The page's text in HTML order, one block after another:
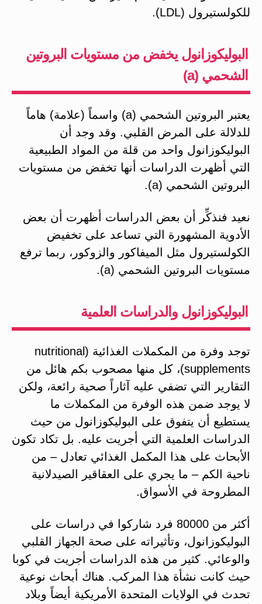
للكولستيرول (LDL).
البوليكوزانول يخفض من مستويات البروتين
الشحمي (a)
يعتبر البروتين الشحمي (a) واسماً (علامة) هاماً
للدلالة على المرض القلبي. وقد وجد أن
البوليكوزانول واحد من قلة من المواد الطبيعية
التي أظهرت الدراسات أنها تخفض من مستويات
البروتين الشحمي (a).
نعيد فنذكِّر أن بعض الدراسات أظهرت أن بعض
الأدوية المشهورة التي تساعد على تخفيض
الكولستيرول مثل الميفاكور والزوكور، ربما ترفع
مستويات البروتين الشحمي (a).
البوليكوزانول والدراسات العلمية
توجد وفرة من المكملات الغذائية (nutritional
supplements)، كل منها مصحوب بكم هائل من
التقارير التي تضفي عليه آثاراً صحية رائعة، ولكن
لا يوجد ضمن هذه الوفرة من المكملات ما
يستطيع أن يتفوق على البوليكوزانول من حيث
الدراسات العلمية التي أجريت عليه. بل تكاد تكون
الأبحاث على هذا المكمل الغذائي تعادل – من
ناحية الكم – ما يجري على العقاقير الصيدلانية
المطروحة في الأسواق.
أكثر من 80000 فرد شاركوا في دراسات على
البوليكوزانول، وتأثيراته على صحة الجهاز القلبي
والوعائي. كثير من هذه الدراسات أجريت في كوبا
حيث كانت نشأة هذا المركب. هناك أبحاث نوعية
تحدث في الولايات المتحدة الأمريكية أيضاً وبلاد